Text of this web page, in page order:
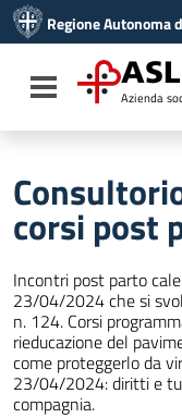
Vai al menu di
Vai al footer
Regione Autonoma
Toggle navigation
ASL
Azienda
corsi post
Incontri post parto
23/04/2024 che si
n. 124. Corsi
rieducazione del
come proteggerlo da
23/04/2024: diritti e
compagnia.